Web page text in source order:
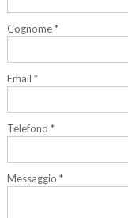
Cognome *
Email *
Telefono *
Messaggio *